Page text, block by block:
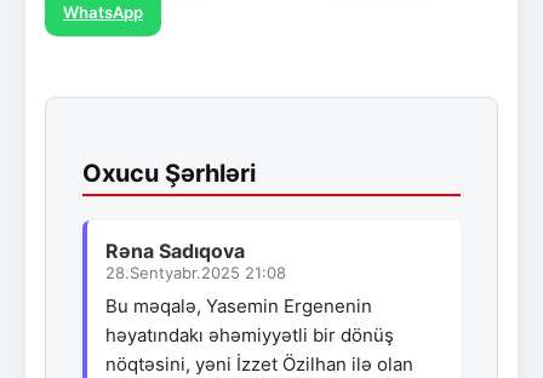
WhatsApp
Oxucu Şərhləri
Rəna Sadıqova
28.Sentyabr.2025 21:08
Bu məqalə, Yasemin Ergenenin
həyatındakı əhəmiyyətli bir dönüş
nöqtəsini, yəni İzzet Özilhan ilə olan